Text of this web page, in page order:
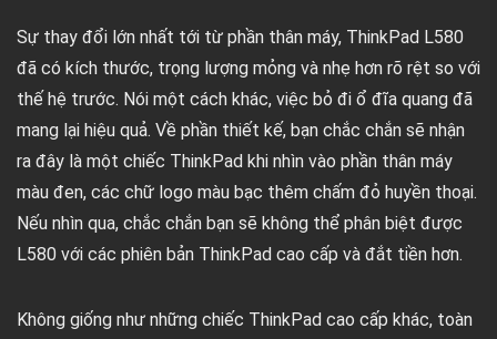
Sự thay đổi lớn nhất tới từ phần thân máy, ThinkPad L580
đã có kích thước, trọng lượng mỏng và nhẹ hơn rõ rệt so với
thế hệ trước. Nói một cách khác, việc bỏ đi ổ đĩa quang đã
mang lại hiệu quả. Về phần thiết kế, bạn chắc chắn sẽ nhận
ra đây là một chiếc ThinkPad khi nhìn vào phần thân máy
màu đen, các chữ logo màu bạc thêm chấm đỏ huyền thoại.
Nếu nhìn qua, chắc chắn bạn sẽ không thể phân biệt được
L580 với các phiên bản ThinkPad cao cấp và đắt tiền hơn.
Không giống như những chiếc ThinkPad cao cấp khác, toàn